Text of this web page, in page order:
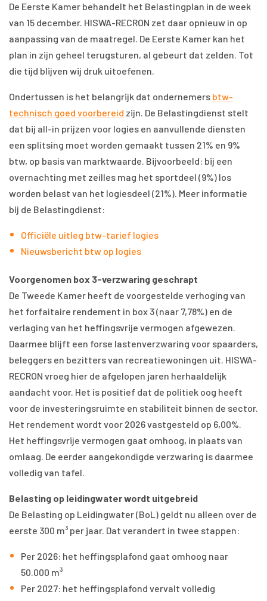
De Eerste Kamer behandelt het Belastingplan in de week
van 15 december. HISWA-RECRON zet daar opnieuw in op
aanpassing van de maatregel. De Eerste Kamer kan het
plan in zijn geheel terugsturen, al gebeurt dat zelden. Tot
die tijd blijven wij druk uitoefenen.
Ondertussen is het belangrijk dat ondernemers btw-
technisch goed voorbereid zijn. De Belastingdienst stelt
dat bij all-in prijzen voor logies en aanvullende diensten
een splitsing moet worden gemaakt tussen 21% en 9%
btw, op basis van marktwaarde. Bijvoorbeeld: bij een
overnachting met zeilles mag het sportdeel (9%) los
worden belast van het logiesdeel (21%). Meer informatie
bij de Belastingdienst:
Officiële uitleg btw-tarief logies
Nieuwsbericht btw op logies
Voorgenomen box 3-verzwaring geschrapt
De Tweede Kamer heeft de voorgestelde verhoging van
het forfaitaire rendement in box 3 (naar 7,78%) en de
verlaging van het heffingsvrije vermogen afgewezen.
Daarmee blijft een forse lastenverzwaring voor spaarders,
beleggers en bezitters van recreatiewoningen uit. HISWA-
RECRON vroeg hier de afgelopen jaren herhaaldelijk
aandacht voor. Het is positief dat de politiek oog heeft
voor de investeringsruimte en stabiliteit binnen de sector.
Het rendement wordt voor 2026 vastgesteld op 6,00%.
Het heffingsvrije vermogen gaat omhoog, in plaats van
omlaag. De eerder aangekondigde verzwaring is daarmee
volledig van tafel.
Belasting op leidingwater wordt uitgebreid
De Belasting op Leidingwater (BoL) geldt nu alleen over de
eerste 300 m³ per jaar. Dat verandert in twee stappen:
Per 2026: het heffingsplafond gaat omhoog naar
50.000 m³
Per 2027: het heffingsplafond vervalt volledig